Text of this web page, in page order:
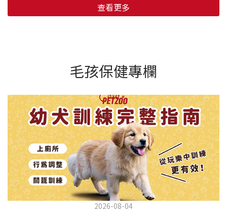
查看更多
毛孩保健專欄
2026-08-04